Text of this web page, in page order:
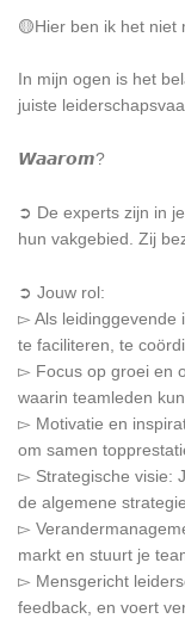
🟡Hier ben ik het niet
In mijn ogen is het
juiste
𝙒𝙖𝙖𝙧𝙤𝙢?
➲ De experts zijn in
hun vakgebied. Zij
➲ Jouw rol:
▻ Als leidinggevende
te faciliteren, te
▻ Focus op groei en
waarin teamleden
▻ Motivatie en
om samen
▻ Strategische visie:
de algemene
▻
markt en stuurt je
▻ Mensgericht
feedback, en voert